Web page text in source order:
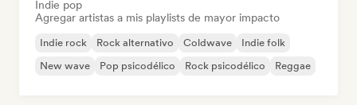
Indie pop
Agregar artistas a mis playlists de mayor impacto
Indie rock Rock alternativo Coldwave
Indie folk
New wave
Pop psicodélico Rock psicodélico Reggae